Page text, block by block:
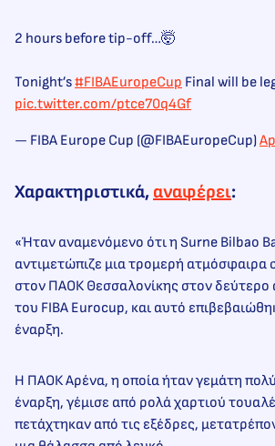
2 hours before tip-off…🤯
Tonight’s#FIBAEuropeCup Final will be
pic.twitter.com/ptce70q4Gf
— FIBA Europe Cup (@FIBAEuropeCup)
Χαρακτηριστικά, αναφέρει:
«Ήταν αναμενόμενο ότι η Surne Bilbao
αντιμετώπιζε μια τρομερή ατμόσφαιρα
στον ΠΑΟΚ Θεσσαλονίκης στον δεύτερο
του FIBA Eurocup, και αυτό
έναρξη.
Η ΠΑΟΚ Αρένα, η οποία ήταν γεμάτη
έναρξη, γέμισε από ρολά χαρτιού
πετάχτηκαν από τις εξέδρες,